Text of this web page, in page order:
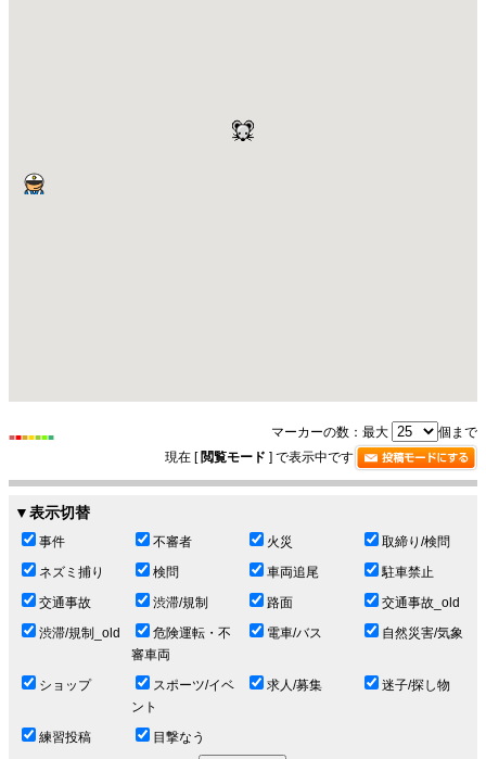
■■■■■■■ マーカーの数：最大
個まで
現在 [ 閲覧モード ] で表示中です
▼表示切替
事件 不審者 火災
取締り/検問
ネズミ捕り
検問 車両追尾
駐車禁止
交通事故
渋滞/規制 路面
交通事故_old
渋滞/規制_old
危険運転・不
審車両
電車/バス 自然災害/気象
ショップ
スポーツ/イベ
ント
求人/募集 迷子/探し物
練習投稿 目撃なう